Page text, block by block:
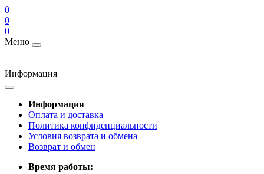
0
0
0
Меню
Информация
Информация
Оплата и доставка
Политика конфиденциальности
Условия возврата и обмена
Возврат и обмен
Время работы: